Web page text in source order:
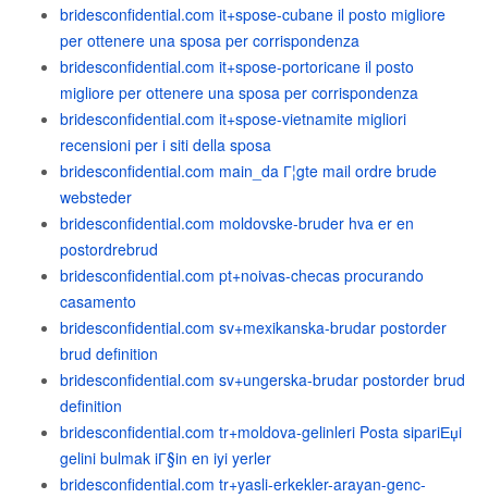
bridesconfidential.com it+spose-cubane il posto migliore
per ottenere una sposa per corrispondenza
bridesconfidential.com it+spose-portoricane il posto
migliore per ottenere una sposa per corrispondenza
bridesconfidential.com it+spose-vietnamite migliori
recensioni per i siti della sposa
bridesconfidential.com main_da Г¦gte mail ordre brude
websteder
bridesconfidential.com moldovske-bruder hva er en
postordrebrud
bridesconfidential.com pt+noivas-checas procurando
casamento
bridesconfidential.com sv+mexikanska-brudar postorder
brud definition
bridesconfidential.com sv+ungerska-brudar postorder brud
definition
bridesconfidential.com tr+moldova-gelinleri Posta sipariЕџi
gelini bulmak iГ§in en iyi yerler
bridesconfidential.com tr+yasli-erkekler-arayan-genc-